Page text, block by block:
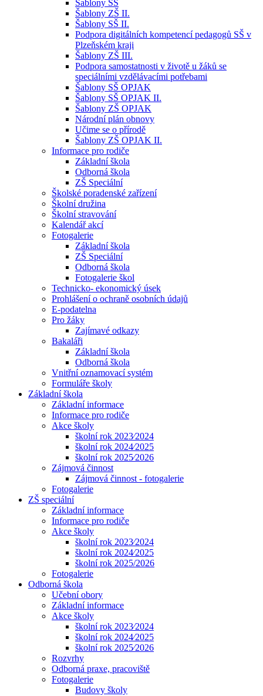
Šablony SŠ
Šablony ZŠ II.
Šablony SŠ II.
Podpora digitálních kompetencí pedagogů SŠ v
Plzeňském kraji
Šablony ZŠ III.
Podpora samostatnosti v životě u žáků se
speciálními vzdělávacími potřebami
Šablony SŠ OPJAK
Šablony SŠ OPJAK II.
Šablony ZŠ OPJAK
Národní plán obnovy
Učime se o přírodě
Šablony ZŠ OPJAK II.
Informace pro rodiče
Základní škola
Odborná škola
ZŠ Speciální
Školské poradenské zařízení
Školní družina
Školní stravování
Kalendář akcí
Fotogalerie
Základní škola
ZŠ Speciální
Odborná škola
Fotogalerie škol
Technicko- ekonomický úsek
Prohlášení o ochraně osobních údajů
E-podatelna
Pro žáky
Zajímavé odkazy
Bakaláři
Základní škola
Odborná škola
Vnitřní oznamovací systém
Formuláře školy
Základní škola
Základní informace
Informace pro rodiče
Akce školy
školní rok 2023⁄2024
školní rok 2024⁄2025
školní rok 2025⁄2026
Zájmová činnost
Zájmová činnost - fotogalerie
Fotogalerie
ZŠ speciální
Základní informace
Informace pro rodiče
Akce školy
školní rok 2023⁄2024
školní rok 2024⁄2025
školní rok 2025/2026
Fotogalerie
Odborná škola
Učební obory
Základní informace
Akce školy
školní rok 2023⁄2024
školní rok 2024⁄2025
školní rok 2025⁄2026
Rozvrhy
Odborná praxe, pracoviště
Fotogalerie
Budovy školy